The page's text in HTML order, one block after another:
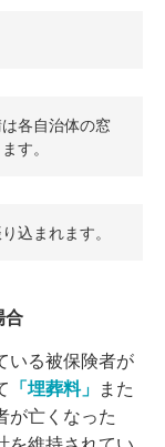
各自治体の窓
す。
込まれます。
合
いる被保険者が
「埋葬料」 また
が亡くなった